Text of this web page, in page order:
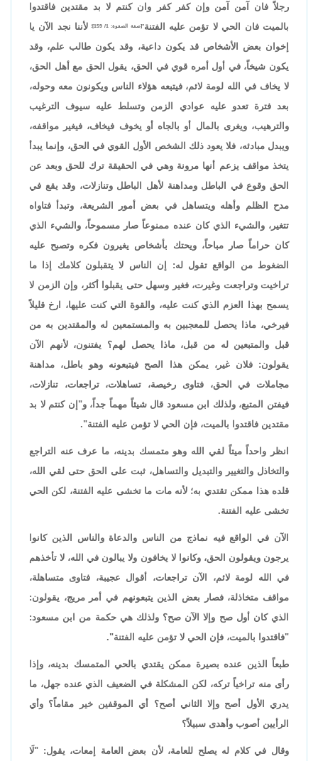
رجلاً فان آمن آمن وإن كفر كفر وان كنتم لا بد مقتدين فاقتدوا
بالميت فان الحي لا تؤمن عليه الفتنة"[صفة الصفوة: 1/ 159]؛
لأننا نجد الآن يا
إخوان بعض الأشخاص قد يكون داعية، وقد يكون طالب علم، وقد
يكون شيخاً، في أول أمره قوي في الحق، يقول الحق مع أهل الحق،
لا يخاف في الله لومة لائم، فيتبعه هؤلاء الناس ويكونون معه وحوله،
بعد فترة تعدو عليه عوادي الزمن وتسلط عليه سيوف الترغيب
والترهيب، ويغرى بالمال أو بالجاه أو يخوف فيخاف، فيغير مواقفه،
ويبدل مبادئه، فلا يعود ذلك الشخص الأول القوي في الحق، وإنما يبدأ
يتخذ مواقف يزعم أنها مرونة وهي في الحقيقة ترك للحق وبعد عن
الحق وقوع في الباطل ومداهنة لأهل الباطل وتنازلات، وقد يقع في
مدح الظلم وأهله ويتساهل في بعض أمور الشريعة، وتبدأ فتاواه
تتغير، والشيء الذي كان عنده ممنوعاً صار مسموحاً، والشيء الذي
كان حراماً صار مباحاً، ويحتك بأشخاص يغيرون فكره وتصبح عليه
الضغوط من الواقع تقول له: إن الناس لا يتقبلون كلامك إذا ما
تراخيت وتراجعت وغيرت، فغير وسهل حتى يقبلوا أكثر، وإن الزمن لا
يسمح بهذا العزم الذي كنت عليه، والقوة التي كنت عليها، ارخ قليلاً
فيرخي، ماذا يحصل للمعجبين به والمستمعين له والمقتدين به من
قبل والمتبعين له من قبل، ماذا يحصل لهم؟ يفتنون، لأنهم الآن
يقولون: فلان غير، يمكن هذا الصح فيتبعونه وهو باطل، مداهنة
مجاملات في الحق، فتاوى رخيصة، تساهلات، تراجعات، تنازلات،
فيفتن المتبع، ولذلك ابن مسعود قال شيئاً مهماً جداً، و"إن كنتم لا بد
مقتدين فاقتدوا بالميت، فإن الحي لا تؤمن عليه الفتنة".
انظر واحداً ميتاً لقي الله وهو متمسك بدينه، ما عرف عنه التراجع
والتخاذل والتغيير والتبديل والتساهل، ثبت على الحق حتى لقي الله،
قلده هذا ممكن تقتدي به؛ لأنه مات ما تخشى عليه الفتنة، لكن الحي
تخشى عليه الفتنة.
الآن في الواقع فيه نماذج من الناس والدعاة والناس الذين كانوا
يرجون ويقولون الحق، وكانوا لا يخافون ولا يبالون في الله، لا تأخذهم
في الله لومة لائم، الآن تراجعات، أقوال عجيبة، فتاوى متساهلة،
مواقف متخاذلة، فصار بعض الذين يتبعونهم في أمر مريج، يقولون:
الذي كان أول صح وإلا الآن صح؟ ولذلك هي حكمة من ابن مسعود:
"فاقتدوا بالميت، فإن الحي لا تؤمن عليه الفتنة".
طبعاً الذين عنده بصيرة ممكن يقتدي بالحي المتمسك بدينه، وإذا
رأى منه تراخياً تركه، لكن المشكلة في الضعيف الذي عنده جهل، ما
يدري الأول أصح وإلا الثاني أصح؟ أي الموقفين خير مقاماً؟ وأي
الرأيين أصوب وأهدى سبيلاً؟
وقال في كلام له يصلح للعامة، لأن بعض العامة إمعات، يقول: "لَا